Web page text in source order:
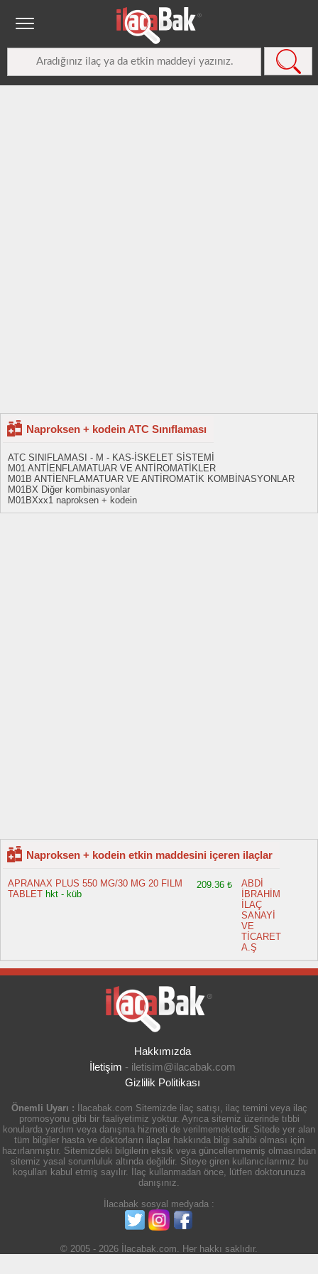
Naproksen + kodein ATC Sınıflaması
ATC SINIFLAMASI - M - KAS-İSKELET SİSTEMİ
M01 ANTİENFLAMATUAR VE ANTİROMATİKLER
M01B ANTİENFLAMATUAR VE ANTİROMATİK KOMBİNASYONLAR
M01BX Diğer kombinasyonlar
M01BXxx1 naproksen + kodein
Naproksen + kodein etkin maddesini içeren ilaçlar
APRANAX PLUS 550 MG/30 MG 20 FILM
TABLET hkt - küb
209.36 ₺
ABDİ
İBRAHİM
İLAÇ
SANAYİ
VE
TİCARET
A.Ş
Hakkımızda
İletişim - iletisim@ilacabak.com
Gizlilik Politikası
Önemli Uyarı : İlacabak.com Sitemizde ilaç satışı, ilaç temini veya ilaç
promosyonu gibi bir faaliyetimiz yoktur. Ayrıca sitemiz üzerinde tıbbi
konularda yardım veya danışma hizmeti de verilmemektedir. Sitede yer alan
tüm bilgiler hasta ve doktorların ilaçlar hakkında bilgi sahibi olması için
hazırlanmıştır. Sitemizdeki bilgilerin eksik veya güncellenmemiş olmasından
sitemiz yasal sorumluluk altında değildir. Siteye giren kullanıcılarımız bu
koşulları kabul etmiş sayılır. İlaç kullanmadan önce, lütfen doktorunuza
danışınız.
İlacabak sosyal medyada :
© 2005 - 2026 İlacabak.com. Her hakkı saklıdır.